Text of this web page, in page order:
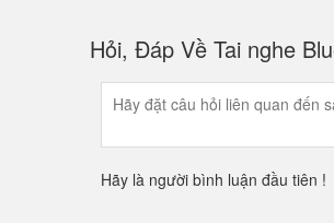
Hỏi, Đáp Về Tai nghe
Hãy là người bình luận đầu tiên !